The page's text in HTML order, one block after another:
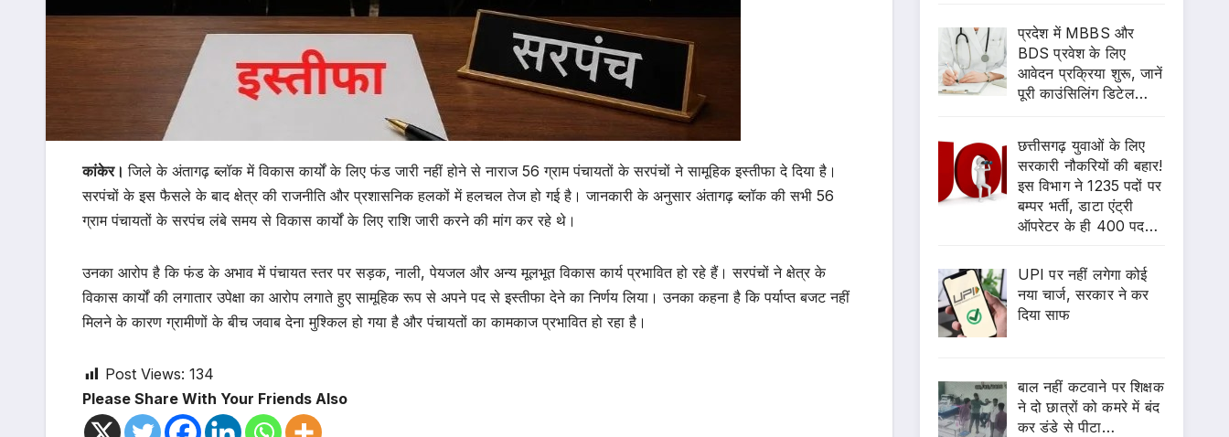
कांकेर।जिले के अंतागढ़ ब्लॉक में विकास कार्यों के लिए फंड जारी नहीं होने से नाराज 56 ग्राम पंचायतों के सरपंचों ने सामूहिक इस्तीफा दे दिया है।
सरपंचों के इस फैसले के बाद क्षेत्र की राजनीति और प्रशासनिक हलकों में हलचल तेज हो गई है। जानकारी के अनुसार अंतागढ़ ब्लॉक की सभी 56
ग्राम पंचायतों के सरपंच लंबे समय से विकास कार्यों के लिए राशि जारी करने की मांग कर रहे थे।
उनका आरोप है कि फंड के अभाव में पंचायत स्तर पर सड़क, नाली, पेयजल और अन्य मूलभूत विकास कार्य प्रभावित हो रहे हैं। सरपंचों ने क्षेत्र के
विकास कार्यों की लगातार उपेक्षा का आरोप लगाते हुए सामूहिक रूप से अपने पद से इस्तीफा देने का निर्णय लिया। उनका कहना है कि पर्याप्त बजट नहीं
मिलने के कारण ग्रामीणों के बीच जवाब देना मुश्किल हो गया है और पंचायतों का कामकाज प्रभावित हो रहा है।
Post Views: 134
Please Share With Your Friends Also
प्रदेश में MBBS और
BDS प्रवेश के लिए
आवेदन प्रक्रिया शुरू, जानें
पूरी काउंसिलिंग डिटेल…
छत्तीसगढ़ युवाओं के लिए
सरकारी नौकरियों की बहार!
इस विभाग ने 1235 पदों पर
बम्पर भर्ती, डाटा एंट्री
ऑपरेटर के ही 400 पद…
UPI पर नहीं लगेगा कोई
नया चार्ज, सरकार ने कर
दिया साफ
बाल नहीं कटवाने पर शिक्षक
ने दो छात्रों को कमरे में बंद
कर डंडे से पीटा…